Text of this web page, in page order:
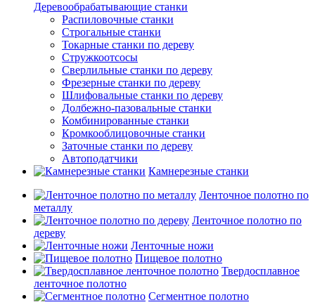
Деревообрабатывающие станки
Распиловочные станки
Строгальные станки
Токарные станки по дереву
Стружкоотсосы
Сверлильные станки по дереву
Фрезерные станки по дереву
Шлифовальные станки по дереву
Долбежно-пазовальные станки
Комбинированные станки
Кромкооблицовочные станки
Заточные станки по дереву
Автоподатчики
Камнерезные станки
Ленточное полотно по
металлу
Ленточное полотно по
дереву
Ленточные ножи
Пищевое полотно
Твердосплавное
ленточное полотно
Сегментное полотно